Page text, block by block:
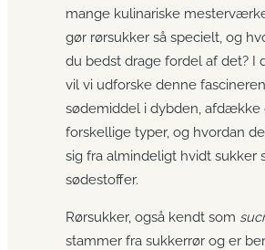
mange kulinariske
gør rørsukker så specielt, og
du bedst drage fordel af det? I
vil vi udforske denne
sødemiddel i dybden, afdække
forskellige typer, og hvordan
sig fra almindeligt hvidt sukker
sødestoffer.
Rørsukker, også kendt som
stammer fra sukkerrør og er